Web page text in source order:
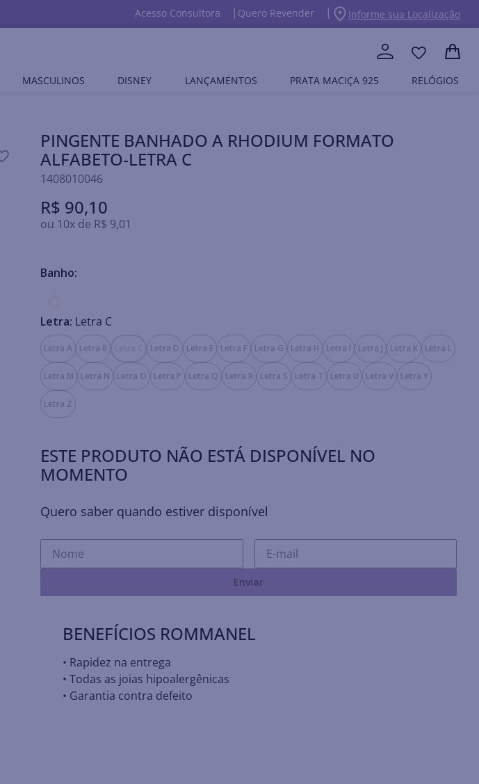
Acesso Consultora Quero Revender Informe sua Localização
MASCULINOS DISNEY LANÇAMENTOS PRATA MACIÇA 925 RELÓGIOS
PINGENTE BANHADO A RHODIUM FORMATO
ALFABETO-LETRA C
1408010046
R$ 90,10
ou 10x de R$ 9,01
Banho:
Letra: Letra C
Letra A Letra B Letra D Letra E Letra F Letra G Letra H Letra I Letra J Letra K Letra L
Letra M Letra N Letra O Letra P Letra Q Letra R Letra S Letra T Letra U Letra V Letra Y
Letra Z
ESTE PRODUTO NÃO ESTÁ DISPONÍVEL NO
MOMENTO
Quero saber quando estiver disponível
Enviar
BENEFÍCIOS ROMMANEL
• Rapidez na entrega
• Todas as joias hipoalergênicas
• Garantia contra defeito